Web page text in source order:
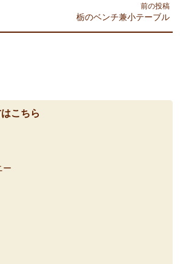
前の投稿
栃のベンチ兼小テーブル
こちら
ー